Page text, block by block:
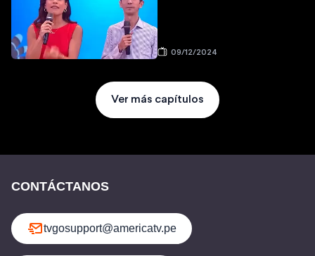
09/12/2024
Ver más capítulos
CONTÁCTANOS
tvgosupport@americatv.pe